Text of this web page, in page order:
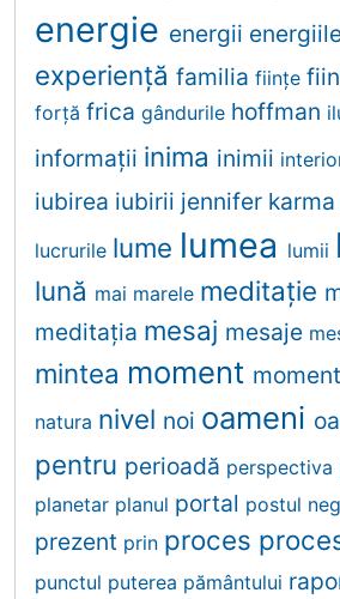
energie energii
experiență familia fiinţe
forță frica gândurile hoffman
informații inima inimii
iubirea iubirii jennifer karma
lucrurile lume lumea lumii
lună mai marele meditaţie
meditația mesaj mesaje
mintea moment
natura nivel noi oameni
pentru perioadă perspectiva
planetar planul portal postul
prezent prin proces
punctul puterea pământului